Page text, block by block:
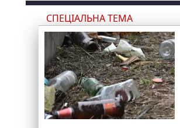
СПЕЦІАЛЬНА ТЕМА